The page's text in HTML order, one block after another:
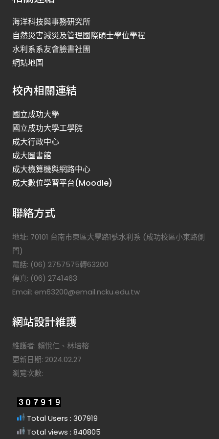
海洋科技與事務研究所
自然災害減災及管理國際碩士學位學程
水利系系友會臉書社團
網站地圖
校內相關連結
國立成功大學
國立成功大學工學院
成大行政中心
成大圖書館
成大機算機與網路中心
成大數位學習平台(Moodle)
聯絡方式
地址: 70101 台南市東區大學路1號水利系 (成功校區小東路側
門)
電話: (06) 2757575轉63200
傳真: (06) 2741463
Email: em63200@email.ncku.edu.tw
網站設計維護
維護者: 賴悅仁、林培榕
更新日期: 2024.02.27
瀏覽次數:
Total Users : 307919
Total views : 840805